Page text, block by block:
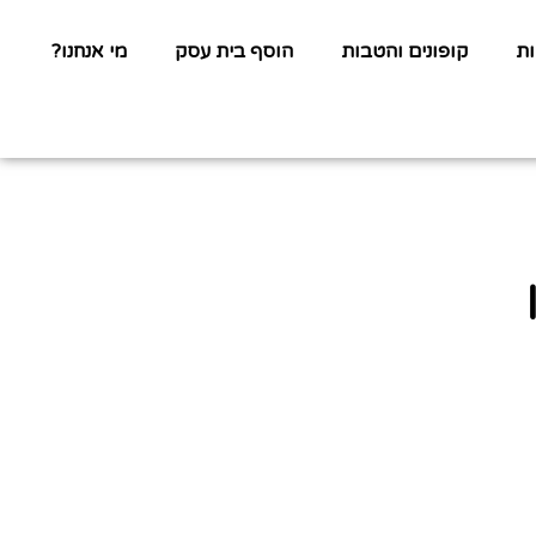
קופונים והטבות הוסף בית עסק מי אנחנו?